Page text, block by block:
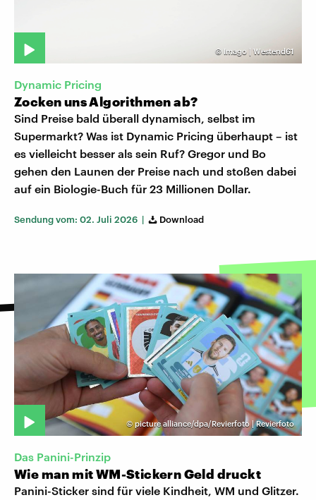
© Imago | Westend61
Dynamic Pricing
Zocken uns Algorithmen ab?
Sind Preise bald überall dynamisch, selbst im
Supermarkt? Was ist Dynamic Pricing überhaupt – ist
es vielleicht besser als sein Ruf? Gregor und Bo
gehen den Launen der Preise nach und stoßen dabei
auf ein Biologie-Buch für 23 Millionen Dollar.
Sendung vom: 02. Juli 2026 | Download
© picture alliance/dpa/Revierfoto | Revierfoto
Das Panini-Prinzip
Wie man mit WM-Stickern Geld druckt
Panini-Sticker sind für viele Kindheit, WM und Glitzer.